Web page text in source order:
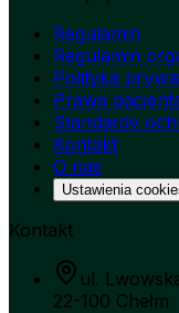
Regulamin
Regulamin
Polityka
Prawa
Standardy
Kontakt
O nas
Ustawienia
Kontakt
ul.
22-100 Chełm